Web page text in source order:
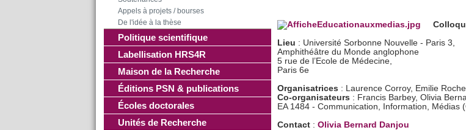
Appels à projets / bourses
De l'idée à la thèse
Politique scientifique
Labellisation HRS4R
Maison de la Recherche
Éditions PSN & publications
Écoles doctorales
Unités de Recherche
Lieu : Université Sorbonne Nouvelle - Paris 3,
Amphithéâtre du Monde anglophone
5 rue de l’Ecole de Médecine,
Paris 6e
Organisatrices : Laurence Corroy, Emilie
Co-organisateurs : Francis Barbey, Olivia
EA 1484 - Communication, Information, Médias
Contact : Olivia Bernard Danjou